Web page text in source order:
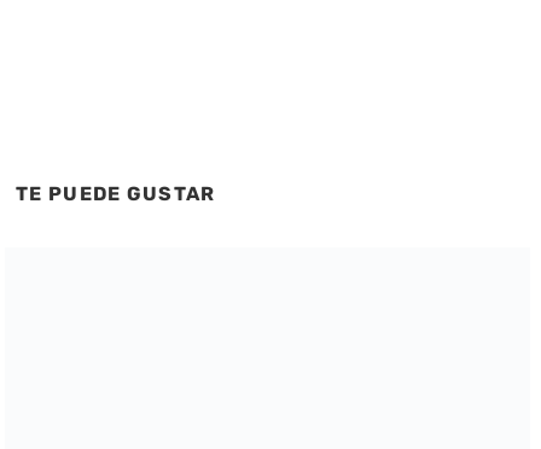
TE PUEDE GUSTAR